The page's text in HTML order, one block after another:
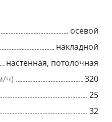
осевой
накладной
настенная, потолочная
ч)
320
25
32